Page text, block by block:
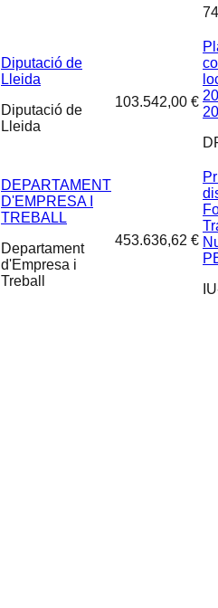
Diputació de
Lleida
Diputació de
Lleida
103.542,00 €
DEPARTAMENT
D'EMPRESA I
TREBALL
Departament
d'Empresa i
Treball
453.636,62 €